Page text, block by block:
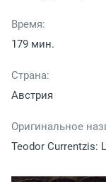
Время:
179 мин.
Страна:
Австрия
Оригинальное
Teodor Currentzis: